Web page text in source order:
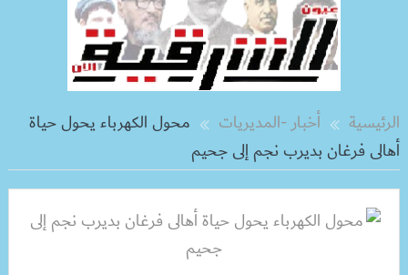
الرئيسية أخبار -المديريات
محول الكهرباء يحول حياة
أهالى فرغان بديرب نجم إلى جحيم